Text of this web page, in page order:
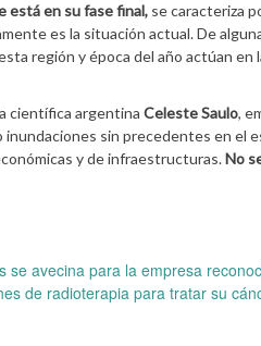
está en su fase final, se caracteriza
es la situación actual. De
región y época del año actúan en
científica argentina Celeste Saulo,
sin precedentes en el
y de infraestructuras.No
avecina para la empresa
de radioterapia para tratar su